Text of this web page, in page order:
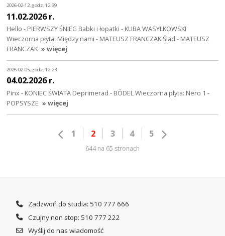
2026-02-12, godz. 12:39
11.02.2026 r.
Hello - PIERWSZY ŚNIEG Babki i łopatki - KUBA WASYLKOWSKI
Wieczorna płyta: Między nami - MATEUSZ FRANCZAK Ślad - MATEUSZ
FRANCZAK » więcej
2026-02-05, godz. 12:23
04.02.2026 r.
Pinx - KONIEC ŚWIATA Deprimerad - BÖDEL Wieczorna płyta: Nero 1 -
POPSYSZE » więcej
1 2 3 4 5
644 na 65 stronach
Zadzwoń do studia: 510 777 666
Czujny non stop: 510 777 222
Wyślij do nas wiadomość